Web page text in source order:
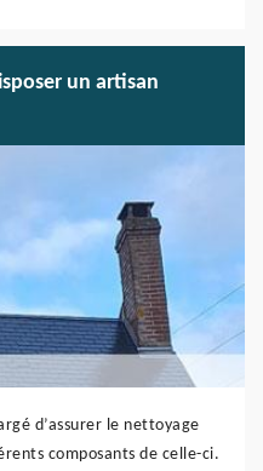
un artisan
d’assurer le nettoyage
composants de celle-ci.